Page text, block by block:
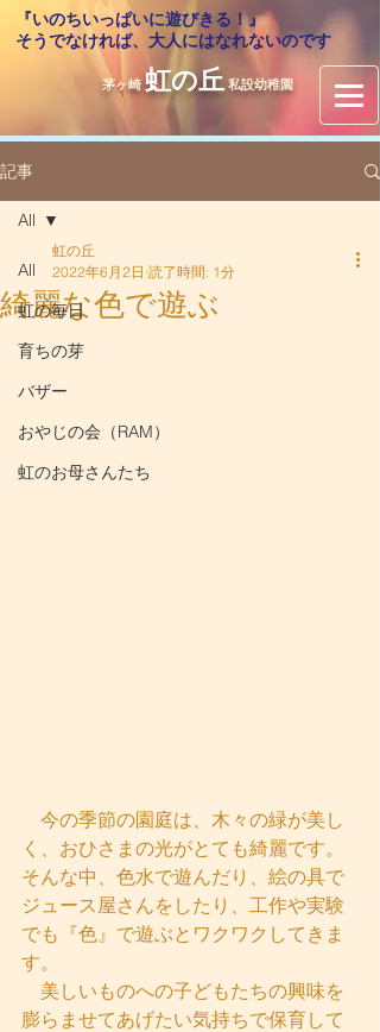
『いのちいっぱいに遊びきる！』
​そうでなければ、大人にはなれないのです
茅ヶ崎 虹の丘 私設幼稚園
記事
All
虹の毎日
育ちの芽
バザー
おやじの会（RAM）
虹のお母さんたち
All
綺麗な色で遊ぶ
虹の丘
2022年6月2日 読了時間: 1分
今の季節の園庭は、木々の緑が美し
く、おひさまの光がとても綺麗です。
そんな中、色水で遊んだり、絵の具で
ジュース屋さんをしたり、工作や実験
でも『色』で遊ぶとワクワクしてきま
す。
美しいものへの子どもたちの興味を
膨らませてあげたい気持ちで保育して